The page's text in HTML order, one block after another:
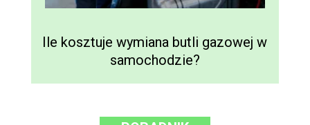
Ile kosztuje wymiana butli gazowej w
samochodzie?